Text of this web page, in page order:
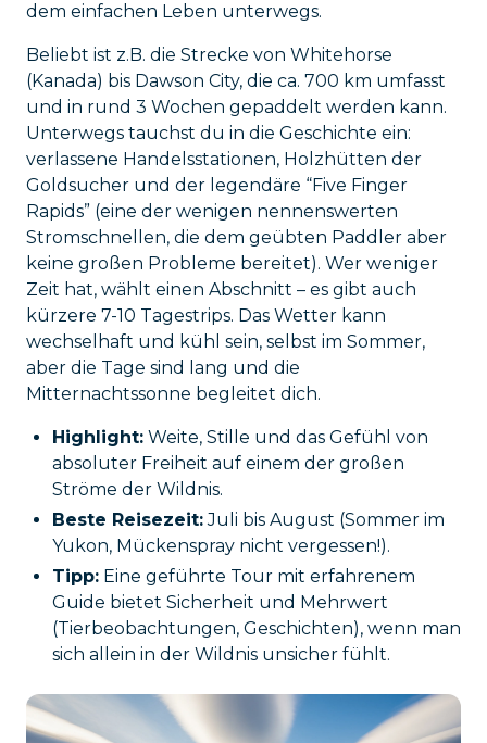
dem einfachen Leben unterwegs.
Beliebt ist z.B. die Strecke von Whitehorse
(Kanada) bis Dawson City, die ca. 700 km umfasst
und in rund 3 Wochen gepaddelt werden kann.
Unterwegs tauchst du in die Geschichte ein:
verlassene Handelsstationen, Holzhütten der
Goldsucher und der legendäre “Five Finger
Rapids” (eine der wenigen nennenswerten
Stromschnellen, die dem geübten Paddler aber
keine großen Probleme bereitet). Wer weniger
Zeit hat, wählt einen Abschnitt – es gibt auch
kürzere 7-10 Tagestrips. Das Wetter kann
wechselhaft und kühl sein, selbst im Sommer,
aber die Tage sind lang und die
Mitternachtssonne begleitet dich.
Highlight: Weite, Stille und das Gefühl von
absoluter Freiheit auf einem der großen
Ströme der Wildnis.
Beste Reisezeit:Juli bis August (Sommer im
Yukon, Mückenspray nicht vergessen!).
Tipp: Eine geführte Tour mit erfahrenem
Guide bietet Sicherheit und Mehrwert
(Tierbeobachtungen, Geschichten), wenn man
sich allein in der Wildnis unsicher fühlt.